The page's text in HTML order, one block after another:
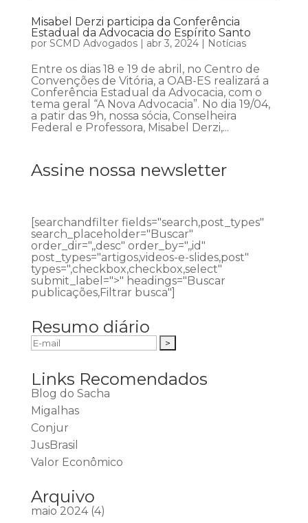
Misabel Derzi participa da Conferência
Estadual da Advocacia do Espírito Santo
por SCMD Advogados| abr 3, 2024| Notícias
Entre os dias 18 e 19 de abril, no Centro de
Convenções de Vitória, a OAB-ES realizará a
Conferência Estadual da Advocacia, com o
tema geral “A Nova Advocacia”. No dia 19/04,
a patir das 9h, nossa sócia, Conselheira
Federal e Professora, Misabel Derzi,...
Assine nossa newsletter
[searchandfilter fields="search,post_types"
search_placeholder="Buscar"
order_dir=",,desc" order_by=",,id"
post_types="artigos,videos-e-slides,post"
types=",checkbox,checkbox,select"
submit_label=">" headings="Buscar
publicações,Filtrar busca"]
Resumo diário
Links Recomendados
Blog do Sacha
Migalhas
Conjur
JusBrasil
Valor Econômico
Arquivo
maio 2024(4)